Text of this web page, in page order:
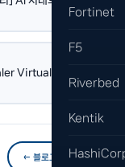
Fortinet
F5
Riverbed
Kentik
Virtual Service Edge
지사
← 블로그 목록으로